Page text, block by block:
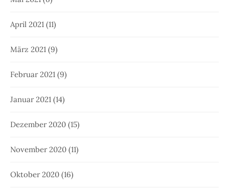
April 2021 (11)
März 2021 (9)
Februar 2021 (9)
Januar 2021 (14)
Dezember 2020 (15)
November 2020 (11)
Oktober 2020 (16)